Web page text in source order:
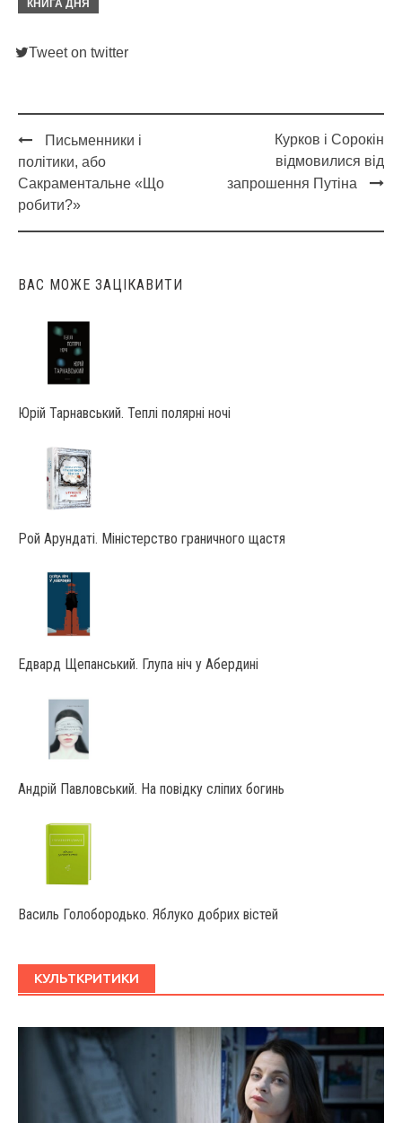
КНИГА ДНЯ
Tweet on twitter
Post
navigation
Письменники і
політики, або
Сакраментальне «Що
робити?»
Курков і Сорокін
відмовилися від
запрошення Путіна
ВАС МОЖЕ ЗАЦІКАВИТИ
Юрій Тарнавський. Теплі полярні ночі
Рой Арундаті. Міністерство граничного щастя
Едвард Щепанський. Глупа ніч у Абердині
Андрій Павловський. На повідку сліпих богинь
Василь Голобородько. Яблуко добрих вістей
КУЛЬТКРИТИКИ